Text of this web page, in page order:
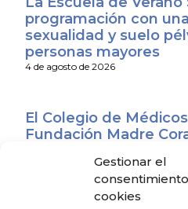
Gestionar el
cookies
programación con
sexualidad y suelo
personas mayores
4 de agosto de 2026
El Colegio de
Fundación Madre
saludable y sostenible
4 de agosto de 2026